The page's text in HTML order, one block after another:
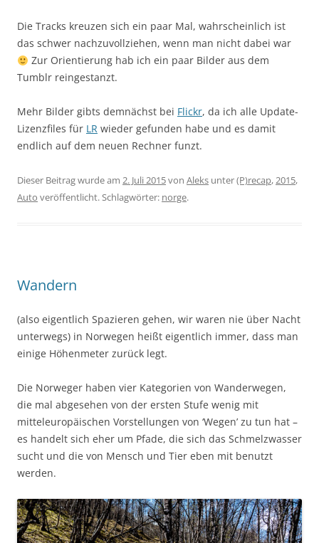
Die Tracks kreuzen sich ein paar Mal, wahrscheinlich ist
das schwer nachzuvollziehen, wenn man nicht dabei war
Zur Orientierung hab ich ein paar Bilder aus dem
Tumblr reingestanzt.
Mehr Bilder gibts demnächst bei Flickr, da ich alle Update-
Lizenzfiles für LR wieder gefunden habe und es damit
endlich auf dem neuen Rechner funzt.
Dieser Beitrag wurde am 2. Juli 2015von Aleks unter(P)recap,2015,
Auto veröffentlicht. Schlagwörter: norge.
Wandern
(also eigentlich Spazieren gehen, wir waren nie über Nacht
unterwegs) in Norwegen heißt eigentlich immer, dass man
einige Höhenmeter zurück legt.
Die Norweger haben vier Kategorien von Wanderwegen,
die mal abgesehen von der ersten Stufe wenig mit
mitteleuropäischen Vorstellungen von ‘Wegen’ zu tun hat –
es handelt sich eher um Pfade, die sich das Schmelzwasser
sucht und die von Mensch und Tier eben mit benutzt
werden.